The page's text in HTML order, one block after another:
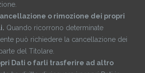
o rimozione dei propri
Quando ricorrono determinate
può richiedere la cancellazione dei
del Titolare.
Dati o farli trasferire ad altro